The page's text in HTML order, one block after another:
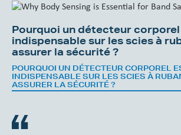
Pourquoi un détecteur
indispensable sur les scies à
assurer la sécurité ?
POURQUOI UN DÉTECTEUR CORPOREL
INDISPENSABLE SUR LES SCIES À
ASSURER LA SÉCURITÉ ?